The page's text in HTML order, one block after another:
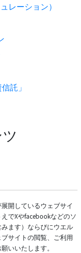
レーション）
託」
開しているウェブサイ
でXやfacebookなどのソ
ます）ならびにウエル
サイトの閲覧、ご利用
いいたします。